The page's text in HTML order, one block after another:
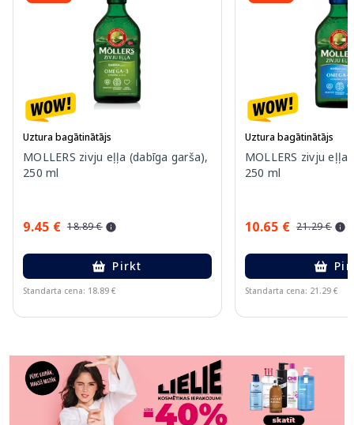
Uztura bagātinātājs
MOLLERS zivju eļļa (dabīga garša),
250 ml
9.45 € 18.89 €
Pirkt
Standarta cena: 18.89 €
Uztura bagātinātājs
MOLLERS zivju eļļa
250 ml
10.65 € 21.29 €
Standarta cena: 21.29 €